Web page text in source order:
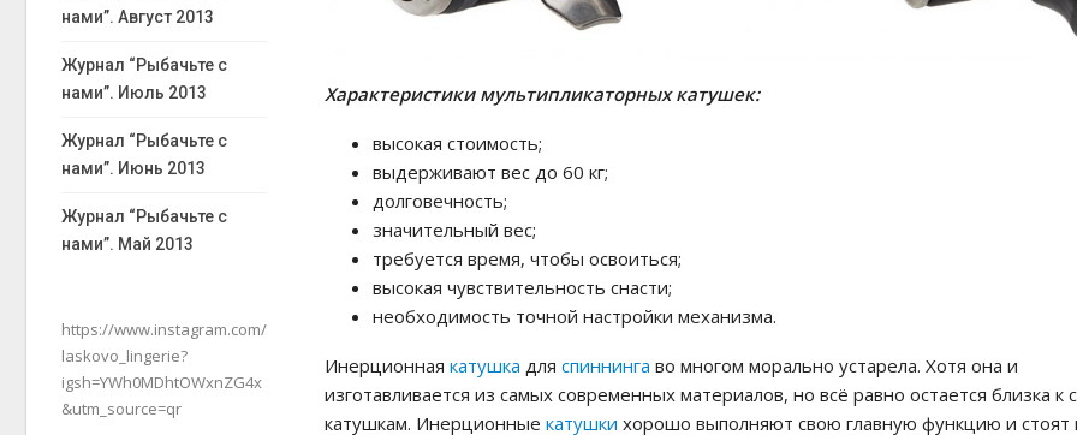
Характеристики мультипликаторных катушек:
высокая стоимость;
выдерживают вес до 60 кг;
долговечность;
значительный вес;
требуется время, чтобы освоиться;
высокая чувствительность снасти;
необходимость точной настройки механизма.
Инерционнаякатушка дляспиннинга во многом морально устарела. Хотя она и
изготавливается из самых современных материалов, но всё равно остается близка к
катушкам. Инерционныекатушки хорошо выполняют свою главную функцию и стоят
нами”. Август 2013
Журнал “Рыбачьте с
нами”. Июль 2013
Журнал “Рыбачьте с
нами”. Июнь 2013
Журнал “Рыбачьте с
нами”. Май 2013
https://www.instagram.com/
laskovo_lingerie?
igsh=YWh0MDhtOWxnZG4x
&utm_source=qr